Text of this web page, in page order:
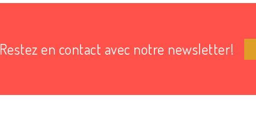
Restez en contact avec notre newsletter!